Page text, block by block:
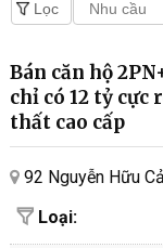
Bán căn hộ
chỉ có 12 tỷ cực
thất cao cấp
92 Nguyễn Hữu
Loại: